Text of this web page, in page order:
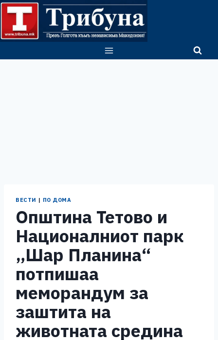
Skip
content
ВЕСТИ | ПО ДОМА
Oпштина Тетово и
Националниот парк
„Шар Планина“
потпишаа
меморандум за
заштита на
животната средина